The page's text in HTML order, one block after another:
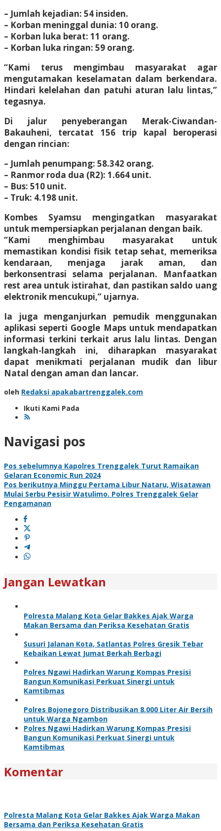
– Jumlah kejadian: 54 insiden.
– Korban meninggal dunia: 10 orang.
– Korban luka berat: 11 orang.
– Korban luka ringan: 59 orang.
“Kami terus mengimbau masyarakat agar
mengutamakan keselamatan dalam berkendara.
Hindari kelelahan dan patuhi aturan lalu lintas,”
tegasnya.
Di jalur penyeberangan Merak-Ciwandan-
Bakauheni, tercatat 156 trip kapal beroperasi
dengan rincian:
– Jumlah penumpang: 58.342 orang.
– Ranmor roda dua (R2): 1.664 unit.
– Bus: 510 unit.
– Truk: 4.198 unit.
Kombes Syamsu mengingatkan masyarakat
untuk mempersiapkan perjalanan dengan baik.
“Kami menghimbau masyarakat untuk
memastikan kondisi fisik tetap sehat, memeriksa
kendaraan, menjaga jarak aman, dan
berkonsentrasi selama perjalanan. Manfaatkan
rest area untuk istirahat, dan pastikan saldo uang
elektronik mencukupi,” ujarnya.
Ia juga menganjurkan pemudik menggunakan
aplikasi seperti Google Maps untuk mendapatkan
informasi terkini terkait arus lalu lintas. Dengan
langkah-langkah ini, diharapkan masyarakat
dapat menikmati perjalanan mudik dan libur
Natal dengan aman dan lancar.
oleh Redaksi apakabartrenggalek.com
Ikuti Kami Pada
Navigasi pos
Pos sebelumnya Kapolres Trenggalek Turut Ramaikan
Gelaran Economic Run 2024
Pos berikutnya Minggu Pertama Libur Nataru, Wisatawan
Mulai Serbu Pesisir Watulimo. Polres Trenggalek Gelar
Pengamanan
Jangan Lewatkan
Polresta Malang Kota Gelar Bakkes Ajak Warga
Makan Bersama dan Periksa Kesehatan Gratis
Susuri Jalanan Kota, Satlantas Polres Gresik Tebar
Kebaikan Lewat Jumat Berkah Berbagi
Polres Ngawi Hadirkan Warung Kompas Presisi
Bangun Komunikasi Perkuat Sinergi untuk
Kamtibmas
Polres Bojonegoro Distribusikan 8.000 Liter Air Bersih
untuk Warga Ngambon
Polres Ngawi Hadirkan Warung Kompas Presisi
Bangun Komunikasi Perkuat Sinergi untuk
Kamtibmas
Komentar
Polresta Malang Kota Gelar Bakkes Ajak Warga Makan
Bersama dan Periksa Kesehatan Gratis